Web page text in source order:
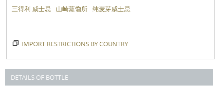
三得利 威士忌 山崎蒸馏所 纯麦芽威士忌
IMPORT RESTRICTIONS BY COUNTRY
DETAILS OF BOTTLE